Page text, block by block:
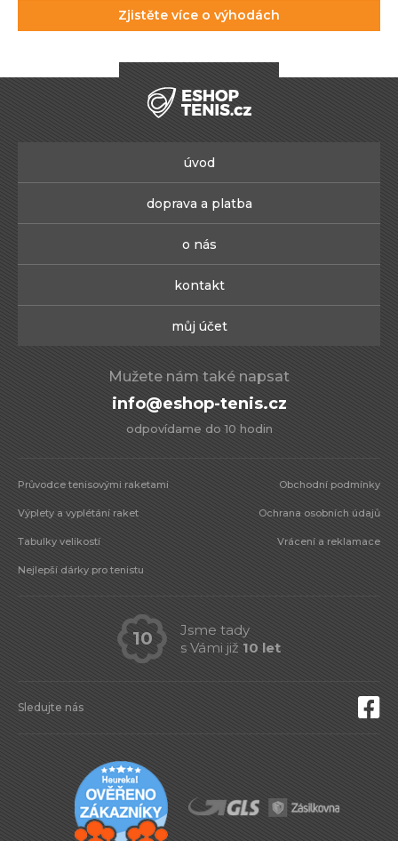
Zjistěte více o výhodách
úvod
doprava a platba
o nás
kontakt
můj účet
Mužete nám také napsat
info@eshop-tenis.cz
odpovídame do 10 hodin
Průvodce tenisovými raketami
Výplety a vyplétání raket
Tabulky velikostí
Nejlepší dárky pro tenistu
Obchodní podmínky
Ochrana osobních údajů
Vrácení a reklamace
Sledujte nás
10
Jsme tady
s Vámi již 10 let